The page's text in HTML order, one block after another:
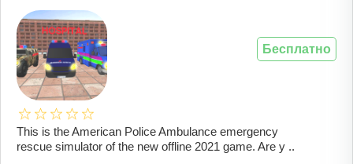
This is the American Police Ambulance emergency
rescue simulator of the new offline 2021 game. Are y ..
Бесплатно